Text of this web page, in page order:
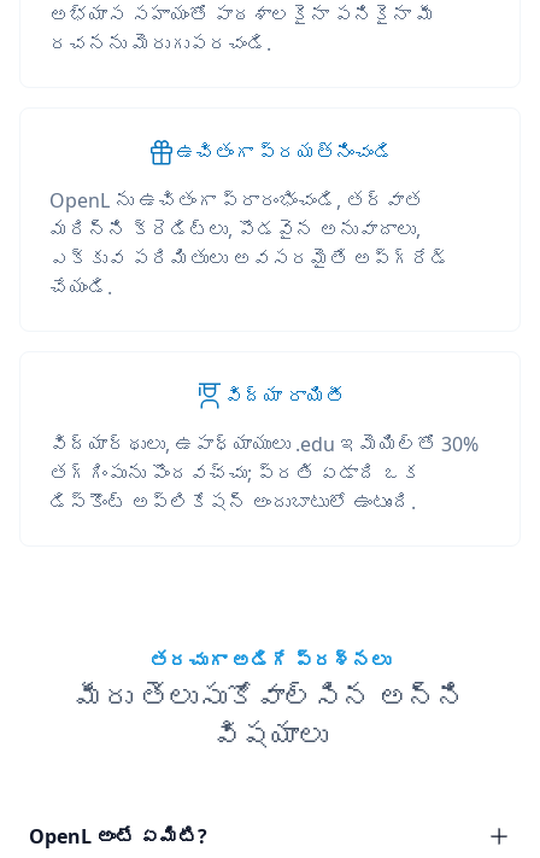
అభ్యాస సహాయంతో పాఠశాలకైనా పనికైనా మీ
రచనను మెరుగుపరచండి.
ఉచితంగా ప్రయత్నించండి
OpenL ను ఉచితంగా ప్రారంభించండి, తర్వాత
మరిన్ని క్రెడిట్లు, పొడవైన అనువాదాలు,
ఎక్కువ పరిమితులు అవసరమైతే అప్‌గ్రేడ్
చేయండి.
విద్యా రాయితీ
విద్యార్థులు, ఉపాధ్యాయులు .edu ఇమెయిల్‌తో 30%
తగ్గింపును పొందవచ్చు; ప్రతి ఏడాది ఒక
డిస్కౌంట్ అప్లికేషన్ అందుబాటులో ఉంటుంది.
తరచుగా అడిగే ప్రశ్నలు
మీరు తెలుసుకోవాల్సిన అన్ని
విషయాలు
OpenL అంటే ఏమిటి?